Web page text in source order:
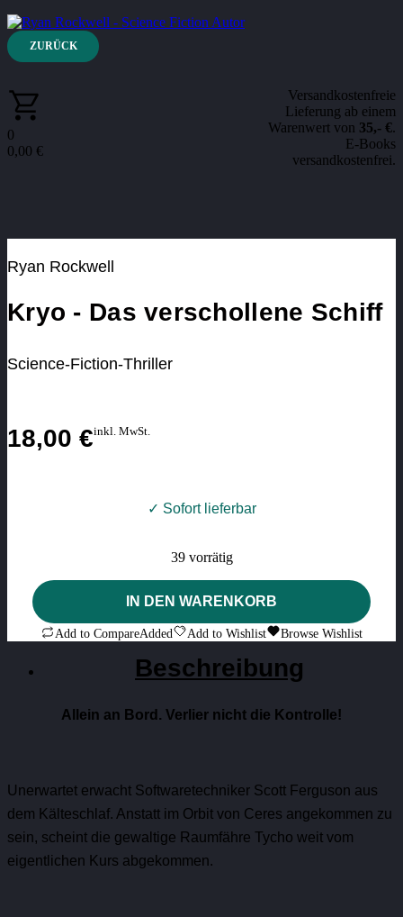
ZURÜCK
0
0,00 €
Versandkostenfreie
Lieferung ab einem
Warenwert von 35,- €.
E-Books
versandkostenfrei.
Ryan Rockwell
Kryo - Das verschollene Schiff
Science-Fiction-Thriller
18,00 €inkl. MwSt.
✓ Sofort lieferbar
39 vorrätig
-
verschollene
Menge
IN DEN WARENKORB
Add to CompareAdded Add to Wishlist Browse Wishlist
Beschreibung
Allein an Bord. Verlier nicht die Kontrolle!
Unerwartet erwacht Softwaretechniker Scott Ferguson aus
dem Kälteschlaf. Anstatt im Orbit von Ceres angekommen zu
sein, scheint die gewaltige Raumfähre Tycho weit vom
eigentlichen Kurs abgekommen.